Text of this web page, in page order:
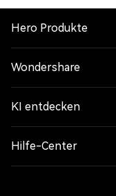
Hero Produkte
Wondershare
KI entdecken
Hilfe-Center